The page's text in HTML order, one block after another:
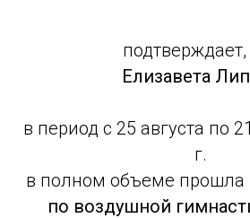
подтверждает,
Елизавета
в период с 25 августа по
г.
в полном объеме прошла
по воздушной